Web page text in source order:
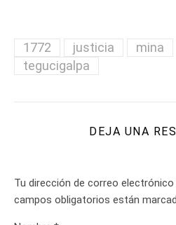
1772 justicia mina
tegucigalpa
DEJA UNA
Tu dirección de correo electrónico
campos obligatorios están